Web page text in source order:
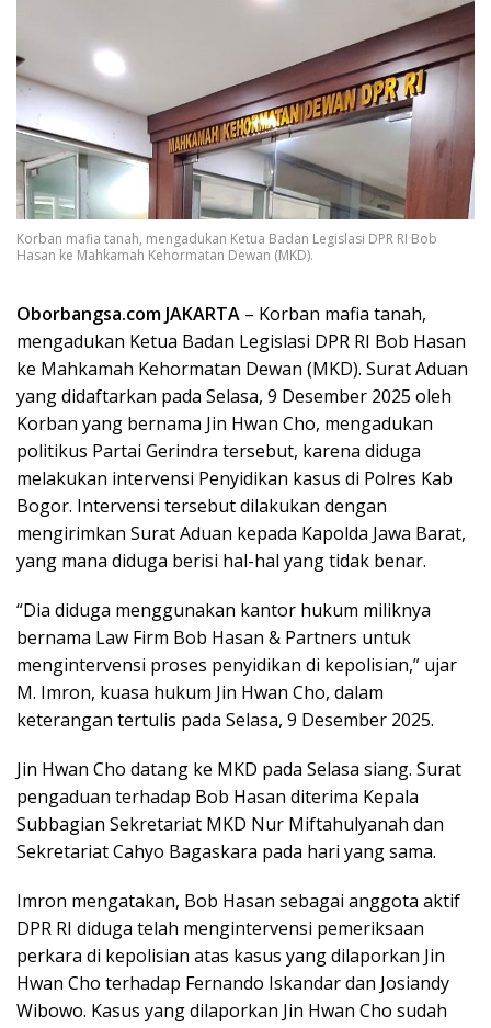
Korban mafia tanah, mengadukan Ketua Badan Legislasi DPR RI Bob
Hasan ke Mahkamah Kehormatan Dewan (MKD).
Oborbangsa.com JAKARTA – Korban mafia tanah,
mengadukan Ketua Badan Legislasi DPR RI Bob Hasan
ke Mahkamah Kehormatan Dewan (MKD). Surat Aduan
yang didaftarkan pada Selasa, 9 Desember 2025 oleh
Korban yang bernama Jin Hwan Cho, mengadukan
politikus Partai Gerindra tersebut, karena diduga
melakukan intervensi Penyidikan kasus di Polres Kab
Bogor. Intervensi tersebut dilakukan dengan
mengirimkan Surat Aduan kepada Kapolda Jawa Barat,
yang mana diduga berisi hal-hal yang tidak benar.
“Dia diduga menggunakan kantor hukum miliknya
bernama Law Firm Bob Hasan & Partners untuk
mengintervensi proses penyidikan di kepolisian,” ujar
M. Imron, kuasa hukum Jin Hwan Cho, dalam
keterangan tertulis pada Selasa, 9 Desember 2025.
Jin Hwan Cho datang ke MKD pada Selasa siang. Surat
pengaduan terhadap Bob Hasan diterima Kepala
Subbagian Sekretariat MKD Nur Miftahulyanah dan
Sekretariat Cahyo Bagaskara pada hari yang sama.
Imron mengatakan, Bob Hasan sebagai anggota aktif
DPR RI diduga telah mengintervensi pemeriksaan
perkara di kepolisian atas kasus yang dilaporkan Jin
Hwan Cho terhadap Fernando Iskandar dan Josiandy
Wibowo. Kasus yang dilaporkan Jin Hwan Cho sudah